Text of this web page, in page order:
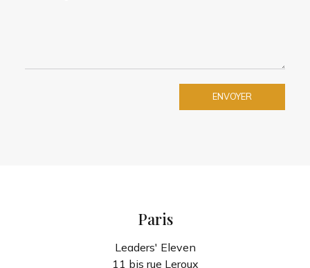
ENVOYER
Paris
Leaders' Eleven
11 bis rue Leroux